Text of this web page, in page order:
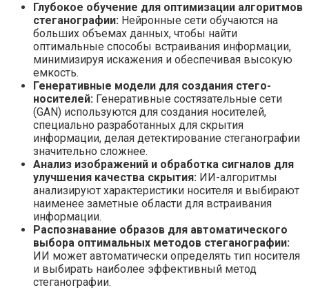
Глубокое обучение для оптимизации алгоритмов
стеганографии: Нейронные сети обучаются на
больших объемах данных, чтобы найти
оптимальные способы встраивания информации,
минимизируя искажения и обеспечивая высокую
емкость.
Генеративные модели для создания стего-
носителей: Генеративные состязательные сети
(GAN) используются для создания носителей,
специально разработанных для скрытия
информации, делая детектирование стеганографии
значительно сложнее.
Анализ изображений и обработка сигналов для
улучшения качества скрытия: ИИ-алгоритмы
анализируют характеристики носителя и выбирают
наименее заметные области для встраивания
информации.
Распознавание образов для автоматического
выбора оптимальных методов стеганографии:
ИИ может автоматически определять тип носителя
и выбирать наиболее эффективный метод
стеганографии.